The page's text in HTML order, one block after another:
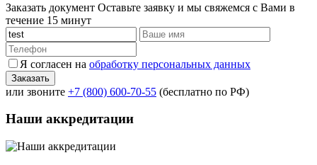
Заказать документ Оставьте заявку и мы свяжемся с Вами в
течение 15 минут
Я согласен на обработку персональных данных
или звоните +7 (800) 600-70-55 (бесплатно по РФ)
Наши аккредитации